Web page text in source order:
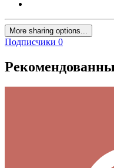
More sharing options...
Подписчики 0